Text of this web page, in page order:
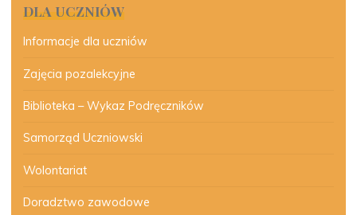
DLA UCZNIÓW
Informacje dla uczniów
Zajęcia pozalekcyjne
Biblioteka – Wykaz Podręczników
Samorząd Uczniowski
Wolontariat
Doradztwo zawodowe